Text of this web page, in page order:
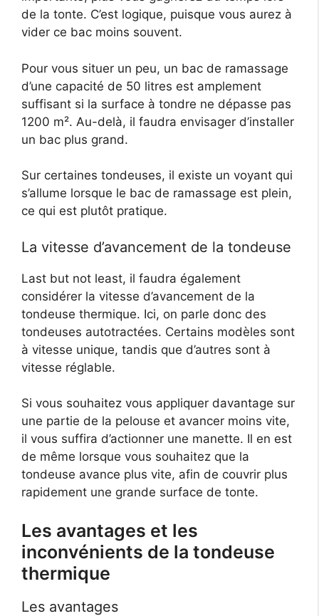
de la tonte. C’est logique, puisque vous aurez à
vider ce bac moins souvent.
Pour vous situer un peu, un bac de ramassage
d’une capacité de 50 litres est amplement
suffisant si la surface à tondre ne dépasse pas
1200 m². Au-delà, il faudra envisager d’installer
un bac plus grand.
Sur certaines tondeuses, il existe un voyant qui
s’allume lorsque le bac de ramassage est plein,
ce qui est plutôt pratique.
La vitesse d’avancement de la tondeuse
Last but not least, il faudra également
considérer la vitesse d’avancement de la
tondeuse thermique. Ici, on parle donc des
tondeuses autotractées. Certains modèles sont
à vitesse unique, tandis que d’autres sont à
vitesse réglable.
Si vous souhaitez vous appliquer davantage sur
une partie de la pelouse et avancer moins vite,
il vous suffira d’actionner une manette. Il en est
de même lorsque vous souhaitez que la
tondeuse avance plus vite, afin de couvrir plus
rapidement une grande surface de tonte.
Les avantages et les
inconvénients de la tondeuse
thermique
Les avantages